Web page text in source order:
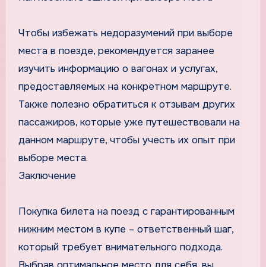
Чтобы избежать недоразумений при выборе
места в поезде, рекомендуется заранее
изучить информацию о вагонах и услугах,
предоставляемых на конкретном маршруте.
Также полезно обратиться к отзывам других
пассажиров, которые уже путешествовали на
данном маршруте, чтобы учесть их опыт при
выборе места.
Заключение
Покупка билета на поезд с гарантированным
нижним местом в купе – ответственный шаг,
который требует внимательного подхода.